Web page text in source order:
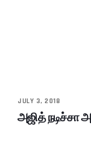
JULY 3, 2018
அஜித் நடிச்சா